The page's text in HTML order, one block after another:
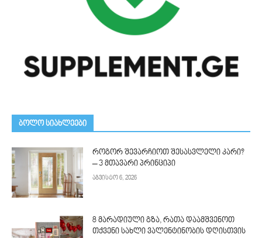
ᲑᲝᲚᲝ ᲡᲘᲐᲮᲚᲔᲔᲑᲘ
როგორ შევარჩიოთ შესასვლელი კარი?
– 3 მთავარი პრინციპი
აგვისტო 6, 2026
8 მარადიული გზა, რათა დაამშვენოთ
თქვენი სახლი ვალენტინობის დღისთვის